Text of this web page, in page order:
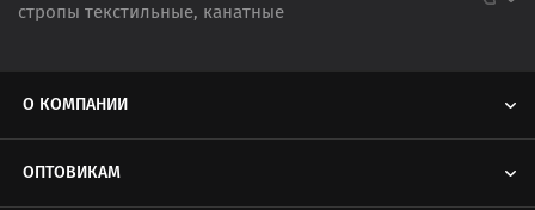
стропы текстильные, канатные
О КОМПАНИИ
ОПТОВИКАМ